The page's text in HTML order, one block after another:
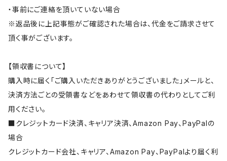
・事前にご連絡を頂いていない場合
※返品後に上記事態がご確認された場合は、代金をご請求させて
頂く事がございます。
【領収書について】
購入時に届く「ご購入いただきありがとうございました」メールと、
決済方法ごとの受領書などをあわせて領収書の代わりとしてご利
用ください。
■クレジットカード決済、キャリア決済、Amazon Pay、PayPalの
場合
クレジットカード会社、キャリア、Amazon Pay、PayPalより届く利